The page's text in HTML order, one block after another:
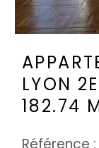
LYON
182.74
Référence